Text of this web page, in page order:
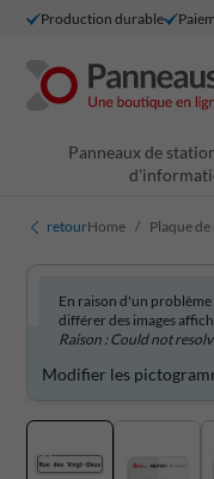
Production durable
Panneaux de
retourHome Plaque
En raison d'un
différer des images
Raison : Could not
Produit
Modifier les